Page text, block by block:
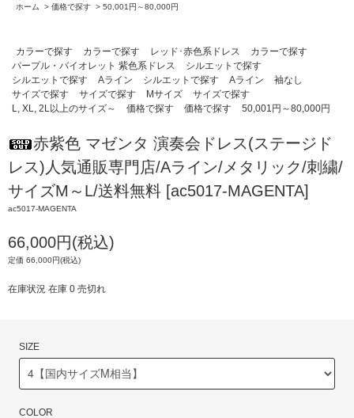
ホーム
> 価格で探す > 50,001円～80,000円
カラーで探す カラーで探す レッド･赤色系ドレス
カラーで探す
パープル・バイオレット 紫色系ドレス
シルエットで探す
シルエットで探す
Aライン シルエットで探す Aライン
袖なし
サイズで探す
サイズで探す Mサイズ
サイズで探す
L, XL, 2L以上のサイズ～
価格で探す 価格で探す 50,001円～80,000円
赤紫色 マゼンタ 演奏会ドレス(ステージド
レス)人気通販専門店/Aライン/メタリック/刺繍/
サイズM～L/送料無料 [ac5017-MAGENTA]
ac5017-MAGENTA
66,000円(税込)
定価 66,000円(税込)
在庫状況 在庫 0 売切れ
SIZE
COLOR